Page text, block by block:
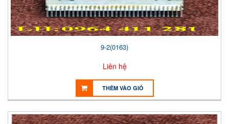
9-2(0163)
Liên hệ
THÊM VÀO GIỎ